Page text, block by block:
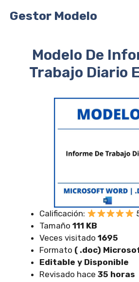
Gestor Modelo
Modelo De
Trabajo Diario
Calificación:
Tamaño 111 KB
Veces visitado 1695
Formato ( .doc)
Editable y Disponible
Revisado hace 35 horas